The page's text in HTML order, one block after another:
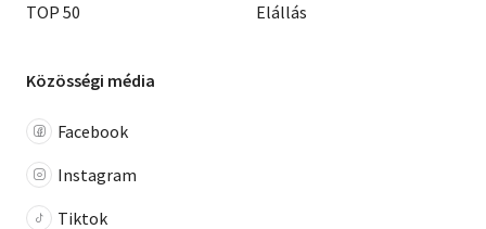
TOP 50
Elállás
Közösségi média
Facebook
Instagram
Tiktok